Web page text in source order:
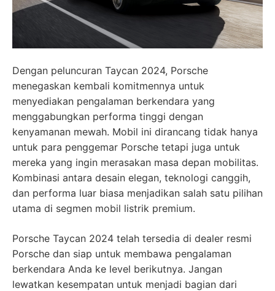
Dengan peluncuran Taycan 2024, Porsche
menegaskan kembali komitmennya untuk
menyediakan pengalaman berkendara yang
menggabungkan performa tinggi dengan
kenyamanan mewah. Mobil ini dirancang tidak hanya
untuk para penggemar Porsche tetapi juga untuk
mereka yang ingin merasakan masa depan mobilitas.
Kombinasi antara desain elegan, teknologi canggih,
dan performa luar biasa menjadikan salah satu pilihan
utama di segmen mobil listrik premium.
Porsche Taycan 2024 telah tersedia di dealer resmi
Porsche dan siap untuk membawa pengalaman
berkendara Anda ke level berikutnya. Jangan
lewatkan kesempatan untuk menjadi bagian dari